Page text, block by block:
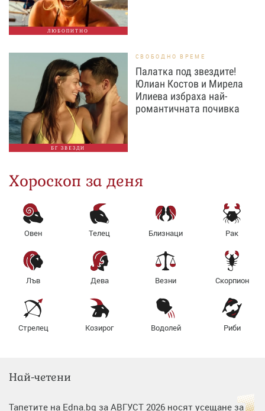
ЛЮБОПИТНО
БГ ЗВЕЗДИ
СВОБОДНО ВРЕМЕ
Палатка под звездите!
Юлиан Костов и Мирела
Илиева избраха най-
романтичната почивка
Хороскоп за деня
Овен Телец Близнаци Рак
Лъв Дева Везни Скорпион
Стрелец Козирог Водолей Риби
Най-четени
Тапетите на Edna.bg за АВГУСТ 2026 носят усещане за